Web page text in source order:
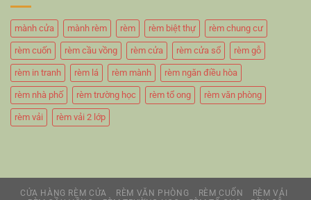
mành cửa mành rèm rèm rèm biệt thự rèm chung cư
rèm cuốn rèm cầu vồng rèm cửa rèm cửa sổ rèm gỗ
rèm in tranh rèm lá rèm mành rèm ngăn điều hòa
rèm nhà phố rèm trường học rèm tổ ong rèm văn phòng
rèm vải rèm vải 2 lớp
CỬA HÀNG RÈM CỬA RÈM VĂN PHÒNG RÈM CUỐN
RÈM VẢI